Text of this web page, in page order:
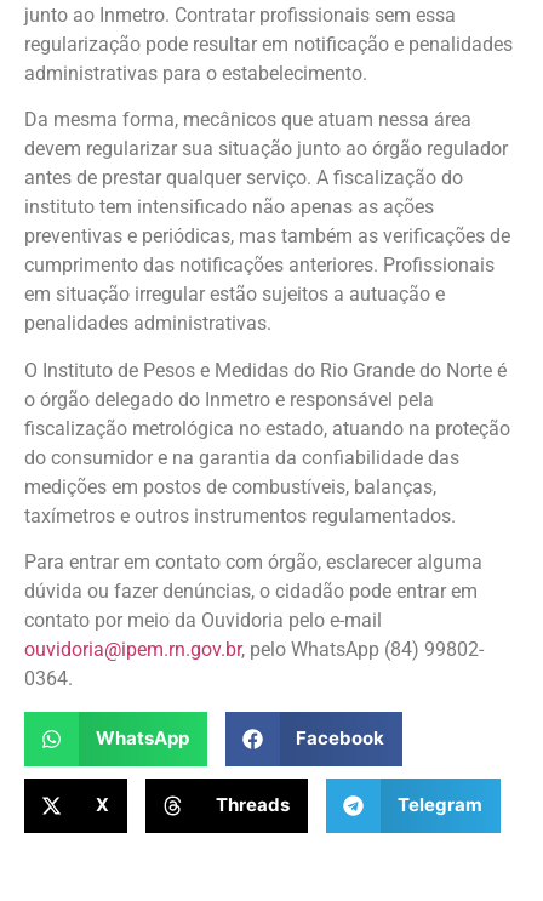
junto ao Inmetro. Contratar profissionais sem essa
regularização pode resultar em notificação e penalidades
administrativas para o estabelecimento.
Da mesma forma, mecânicos que atuam nessa área
devem regularizar sua situação junto ao órgão regulador
antes de prestar qualquer serviço. A fiscalização do
instituto tem intensificado não apenas as ações
preventivas e periódicas, mas também as verificações de
cumprimento das notificações anteriores. Profissionais
em situação irregular estão sujeitos a autuação e
penalidades administrativas.
O Instituto de Pesos e Medidas do Rio Grande do Norte é
o órgão delegado do Inmetro e responsável pela
fiscalização metrológica no estado, atuando na proteção
do consumidor e na garantia da confiabilidade das
medições em postos de combustíveis, balanças,
taxímetros e outros instrumentos regulamentados.
Para entrar em contato com órgão, esclarecer alguma
dúvida ou fazer denúncias, o cidadão pode entrar em
contato por meio da Ouvidoria pelo e-mail
ouvidoria@ipem.rn.gov.br, pelo WhatsApp (84) 99802-
0364.
WhatsApp Facebook
X Threads Telegram